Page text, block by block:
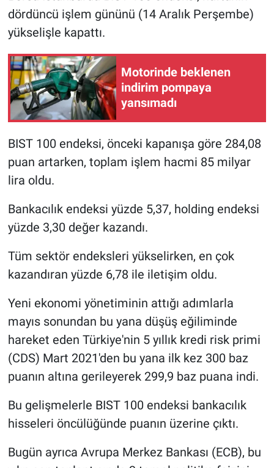
dördüncü işlem gününü (14 Aralık Perşembe)
yükselişle kapattı.
Motorinde beklenen
indirim pompaya
yansımadı
BIST 100 endeksi, önceki kapanışa göre 284,08
puan artarken, toplam işlem hacmi 85 milyar
lira oldu.
Bankacılık endeksi yüzde 5,37, holding endeksi
yüzde 3,30 değer kazandı.
Tüm sektör endeksleri yükselirken, en çok
kazandıran yüzde 6,78 ile iletişim oldu.
Yeni ekonomi yönetiminin attığı adımlarla
mayıs sonundan bu yana düşüş eğiliminde
hareket eden Türkiye'nin 5 yıllık kredi risk primi
(CDS) Mart 2021'den bu yana ilk kez 300 baz
puanın altına gerileyerek 299,9 baz puana indi.
Bu gelişmelerle BIST 100 endeksi bankacılık
hisseleri öncülüğünde puanın üzerine çıktı.
Bugün ayrıca Avrupa Merkez Bankası (ECB), bu